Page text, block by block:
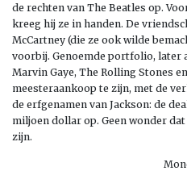
de rechten van The Beatles op.
kreeg hij ze in handen. De
McCartney (die ze ook wilde
voorbij. Genoemde portfolio, later
Marvin Gaye, The Rolling Stones
meesteraankoop te zijn, met de
de erfgenamen van Jackson: de
miljoen dollar op. Geen wonder
zijn.